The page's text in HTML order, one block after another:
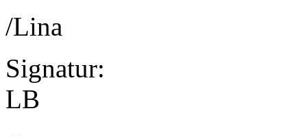
/Lina
Signatur:
LB